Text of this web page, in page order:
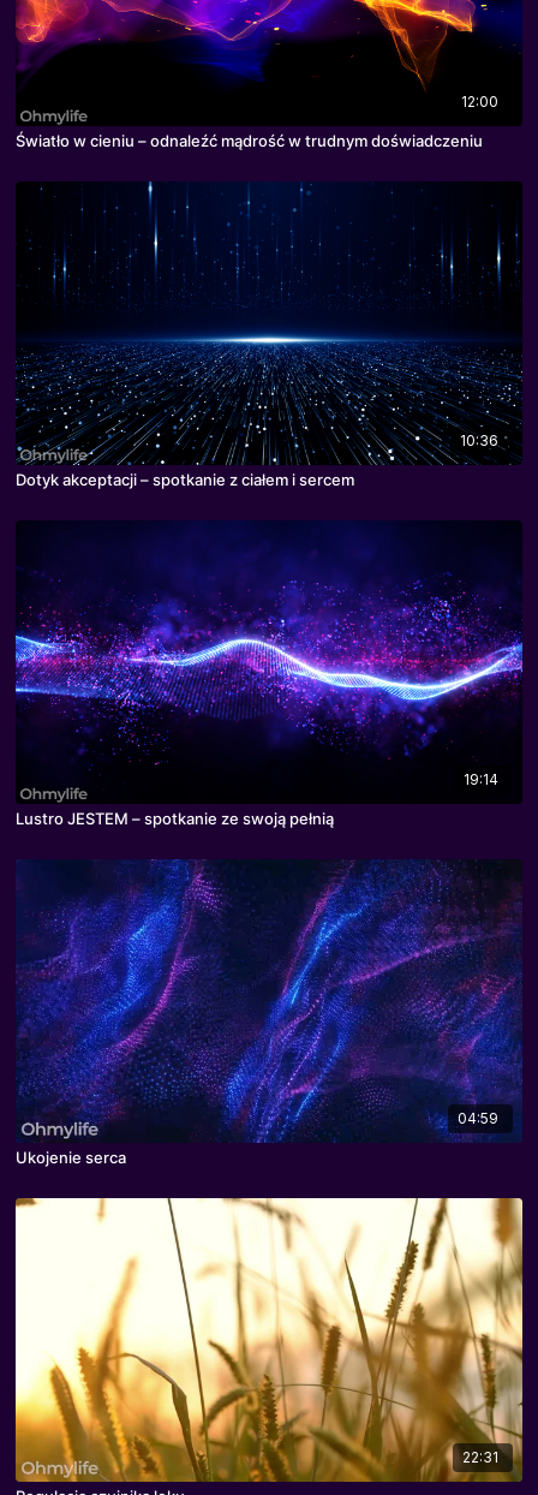
12:00
Światło w cieniu – odnaleźć mądrość w trudnym doświadczeniu
10:36
Dotyk akceptacji – spotkanie z ciałem i sercem
19:14
Lustro JESTEM – spotkanie ze swoją pełnią
04:59
Ukojenie serca
22:31